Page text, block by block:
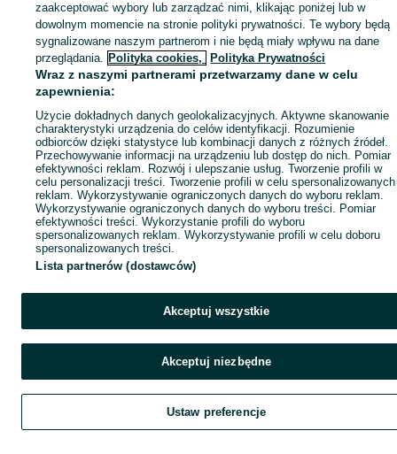
Szukaj Obserwujesz Dodaj Czat
zaakceptować wybory lub zarządzać nimi, klikając poniżej lub w
dowolnym momencie na stronie polityki prywatności. Te wybory będą
sygnalizowane naszym partnerom i nie będą miały wpływu na dane
przeglądania. Polityka cookies, Polityka Prywatności
Wraz z naszymi partnerami przetwarzamy dane w celu
zapewnienia:
Użycie dokładnych danych geolokalizacyjnych. Aktywne skanowanie
charakterystyki urządzenia do celów identyfikacji. Rozumienie
odbiorców dzięki statystyce lub kombinacji danych z różnych źródeł.
Przechowywanie informacji na urządzeniu lub dostęp do nich. Pomiar
efektywności reklam. Rozwój i ulepszanie usług. Tworzenie profili w
celu personalizacji treści. Tworzenie profili w celu spersonalizowanych
reklam. Wykorzystywanie ograniczonych danych do wyboru reklam.
Wykorzystywanie ograniczonych danych do wyboru treści. Pomiar
efektywności treści. Wykorzystanie profili do wyboru
spersonalizowanych reklam. Wykorzystywanie profili w celu doboru
spersonalizowanych treści.
Lista partnerów (dostawców)
Akceptuj wszystkie
Akceptuj niezbędne
Ustaw preferencje